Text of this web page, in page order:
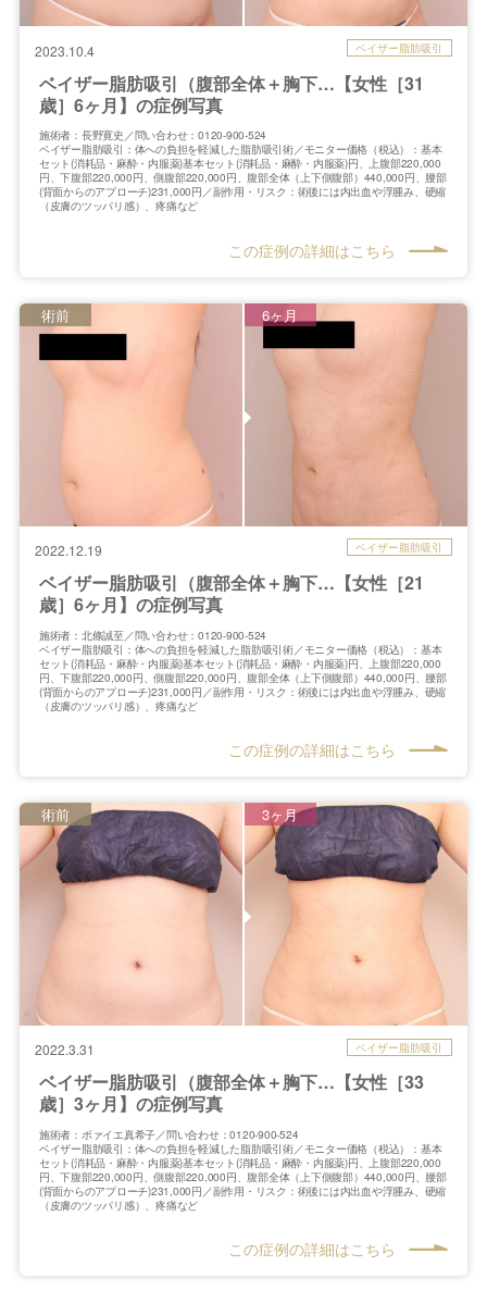
2023.10.4 ベイザー脂肪吸引
ベイザー脂肪吸引（腹部全体＋胸下…【女性［31
歳］6ヶ月】の症例写真
施術者：長野寛史／問い合わせ：0120-900-524
ベイザー脂肪吸引：体への負担を軽減した脂肪吸引術／モニター価格（税込）：基本
セット(消耗品・麻酔・内服薬)基本セット(消耗品・麻酔・内服薬)円、上腹部220,000
円、下腹部220,000円、側腹部220,000円、腹部全体（上下側腹部）440,000円、腰部
(背面からのアプローチ)231,000円／副作用・リスク：術後には内出血や浮腫み、硬縮
（皮膚のツッパリ感）、疼痛など
この症例の詳細はこちら
2022.12.19 ベイザー脂肪吸引
ベイザー脂肪吸引（腹部全体＋胸下…【女性［21
歳］6ヶ月】の症例写真
術前 6ヶ月
施術者：北條誠至／問い合わせ：0120-900-524
ベイザー脂肪吸引：体への負担を軽減した脂肪吸引術／モニター価格（税込）：基本
セット(消耗品・麻酔・内服薬)基本セット(消耗品・麻酔・内服薬)円、上腹部220,000
円、下腹部220,000円、側腹部220,000円、腹部全体（上下側腹部）440,000円、腰部
(背面からのアプローチ)231,000円／副作用・リスク：術後には内出血や浮腫み、硬縮
（皮膚のツッパリ感）、疼痛など
この症例の詳細はこちら
2022.3.31 ベイザー脂肪吸引
ベイザー脂肪吸引（腹部全体＋胸下…【女性［33
歳］3ヶ月】の症例写真
術前 3ヶ月
施術者：ボァイエ真希子／問い合わせ：0120-900-524
ベイザー脂肪吸引：体への負担を軽減した脂肪吸引術／モニター価格（税込）：基本
セット(消耗品・麻酔・内服薬)基本セット(消耗品・麻酔・内服薬)円、上腹部220,000
円、下腹部220,000円、側腹部220,000円、腹部全体（上下側腹部）440,000円、腰部
(背面からのアプローチ)231,000円／副作用・リスク：術後には内出血や浮腫み、硬縮
（皮膚のツッパリ感）、疼痛など
この症例の詳細はこちら